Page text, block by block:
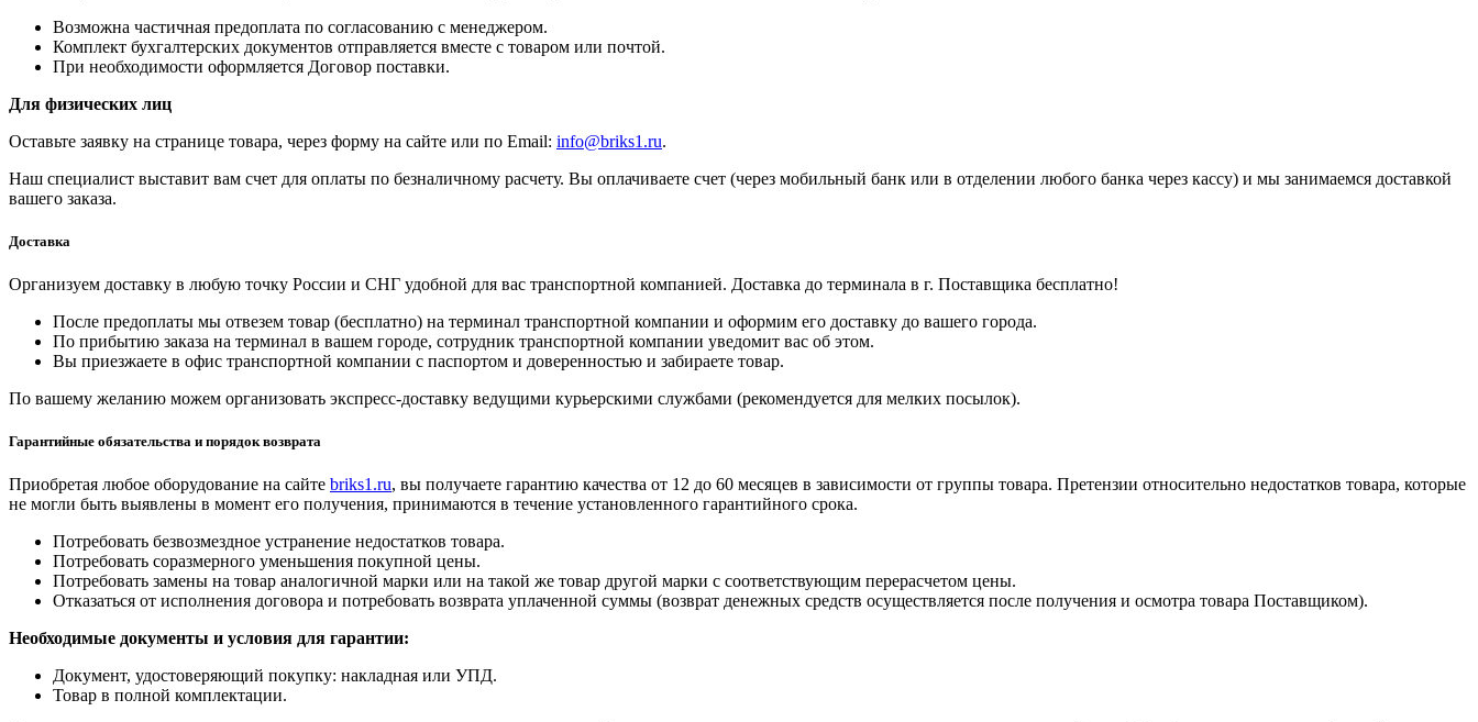
Возможна частичная предоплата по согласованию с менеджером.
Комплект бухгалтерских документов отправляется вместе с товаром или почтой.
При необходимости оформляется Договор поставки.
Для физических лиц
Оставьте заявку на странице товара, через форму на сайте или по Email: info@briks1.ru.
Наш специалист выставит вам счет для оплаты по безналичному расчету. Вы оплачиваете счет (через мобильный банк или в отделении любого банка через кассу) и мы занимаемся доставкой
вашего заказа.
Доставка
Организуем доставку в любую точку России и СНГ удобной для вас транспортной компанией. Доставка до терминала в г. Поставщика бесплатно!
После предоплаты мы отвезем товар (бесплатно) на терминал транспортной компании и оформим его доставку до вашего города.
По прибытию заказа на терминал в вашем городе, сотрудник транспортной компании уведомит вас об этом.
Вы приезжаете в офис транспортной компании с паспортом и доверенностью и забираете товар.
По вашему желанию можем организовать экспресс-доставку ведущими курьерскими службами (рекомендуется для мелких посылок).
Гарантийные обязательства и порядок возврата
Приобретая любое оборудование на сайте briks1.ru, вы получаете гарантию качества от 12 до 60 месяцев в зависимости от группы товара. Претензии относительно недостатков товара, которые
не могли быть выявлены в момент его получения, принимаются в течение установленного гарантийного срока.
Потребовать безвозмездное устранение недостатков товара.
Потребовать соразмерного уменьшения покупной цены.
Потребовать замены на товар аналогичной марки или на такой же товар другой марки с соответствующим перерасчетом цены.
Отказаться от исполнения договора и потребовать возврата уплаченной суммы (возврат денежных средств осуществляется после получения и осмотра товара Поставщиком).
Необходимые документы и условия для гарантии:
Документ, удостоверяющий покупку: накладная или УПД.
Товар в полной комплектации.